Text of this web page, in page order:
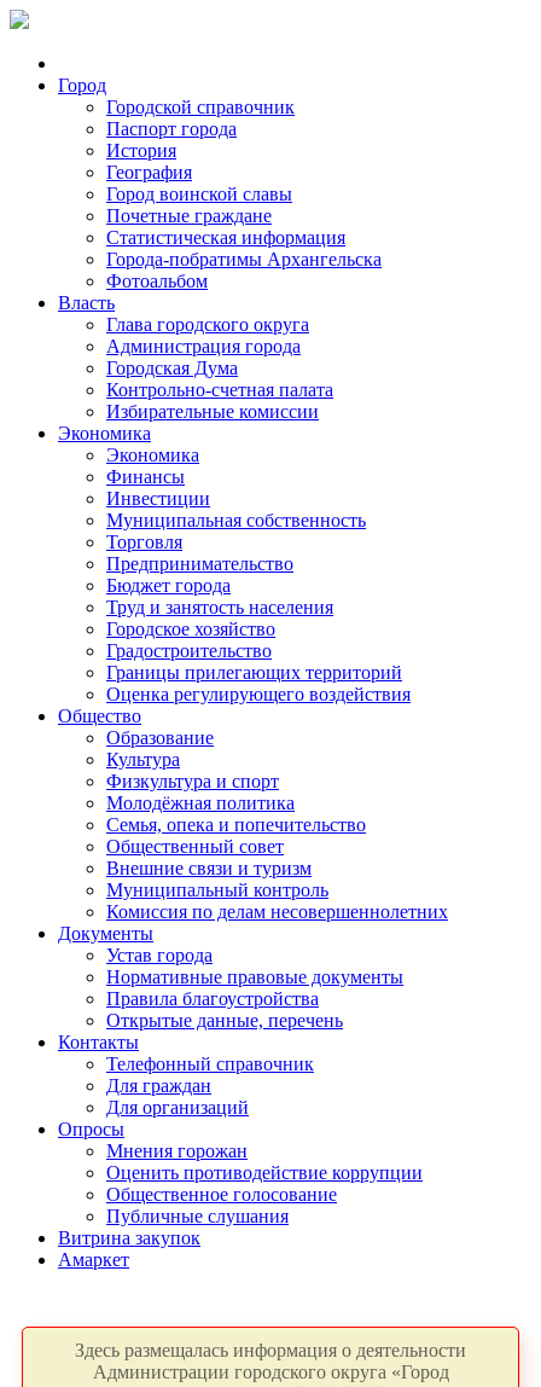
Город
Городской справочник
Паспорт города
История
География
Город воинской славы
Почетные граждане
Статистическая информация
Города-побратимы Архангельска
Фотоальбом
Власть
Глава городского округа
Администрация города
Городская Дума
Контрольно-счетная палата
Избирательные комиссии
Экономика
Экономика
Финансы
Инвестиции
Муниципальная собственность
Торговля
Предпринимательство
Бюджет города
Труд и занятость населения
Городское хозяйство
Градостроительство
Границы прилегающих территорий
Оценка регулирующего воздействия
Общество
Образование
Культура
Физкультура и спорт
Молодёжная политика
Семья, опека и попечительство
Общественный совет
Внешние связи и туризм
Муниципальный контроль
Комиссия по делам несовершеннолетних
Документы
Устав города
Нормативные правовые документы
Правила благоустройства
Открытые данные, перечень
Контакты
Телефонный справочник
Для граждан
Для организаций
Опросы
Мнения горожан
Оценить противодействие коррупции
Общественное голосование
Публичные слушания
Витрина закупок
Амаркет
Здесь размещалась информация о деятельности
Администрации городского округа «Город